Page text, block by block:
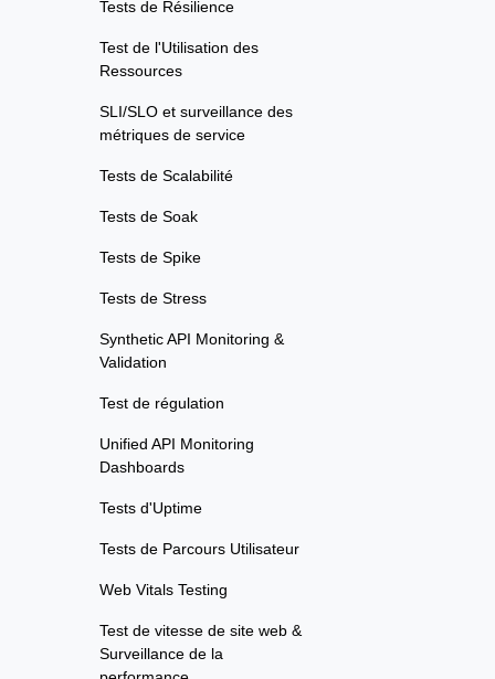
Tests de Résilience
Test de l'Utilisation des
Ressources
SLI/SLO et surveillance des
métriques de service
Tests de Scalabilité
Tests de Soak
Tests de Spike
Tests de Stress
Synthetic API Monitoring &
Validation
Test de régulation
Unified API Monitoring
Dashboards
Tests d'Uptime
Tests de Parcours Utilisateur
Web Vitals Testing
Test de vitesse de site web &
Surveillance de la